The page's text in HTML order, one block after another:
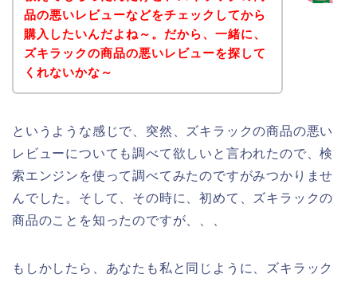
品の悪いレビューなどをチェックしてから
購入したいんだよね～。だから、一緒に、
ズキラックの商品の悪いレビューを探して
くれないかな～
というような感じで、突然、ズキラックの商品の悪い
レビューについても調べて欲しいと言われたので、検
索エンジンを使って調べてみたのですがみつかりませ
んでした。そして、その時に、初めて、ズキラックの
商品のことを知ったのですが、、、
もしかしたら、あなたも私と同じように、ズキラック